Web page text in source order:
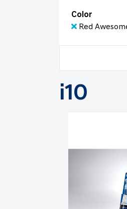
Color
Red
i10